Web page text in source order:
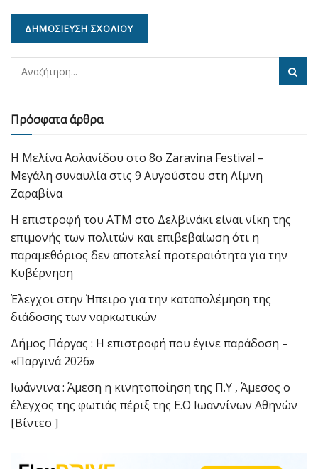
Πρόσφατα άρθρα
Η Μελίνα Ασλανίδου στο 8ο Zaravina Festival –
Μεγάλη συναυλία στις 9 Αυγούστου στη Λίμνη
Ζαραβίνα
Η επιστροφή του ΑΤΜ στο Δελβινάκι είναι νίκη της
επιμονής των πολιτών και επιβεβαίωση ότι η
παραμεθόριος δεν αποτελεί προτεραιότητα για την
Κυβέρνηση
Έλεγχοι στην Ήπειρο για την καταπολέμηση της
διάδοσης των ναρκωτικών
Δήμος Πάργας : Η επιστροφή που έγινε παράδοση –
«Παργινά 2026»
Ιωάννινα : Άμεση η κινητοποίηση της Π.Υ , Άμεσος ο
έλεγχος της φωτιάς πέριξ της Ε.Ο Ιωαννίνων Αθηνών
[Βίντεο ]